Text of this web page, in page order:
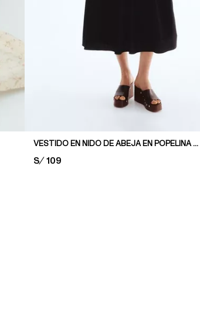
VESTIDO EN NIDO DE ABEJA EN POPELINA DE ALGODÓN
PRICE:
S/ 109